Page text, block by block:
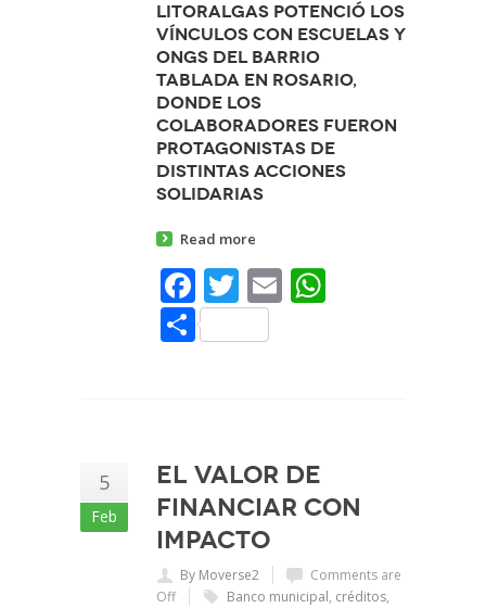
Litoralgas potenció los
vínculos con escuelas y
ONGs del Barrio
Tablada en Rosario,
donde los
colaboradores fueron
protagonistas de
distintas acciones
solidarias
Read more
Facebook
Twitter
Email
Share
5
Feb
El valor de
financiar con
impacto
By Moverse2
Comments are
Off
Banco municipal, créditos,